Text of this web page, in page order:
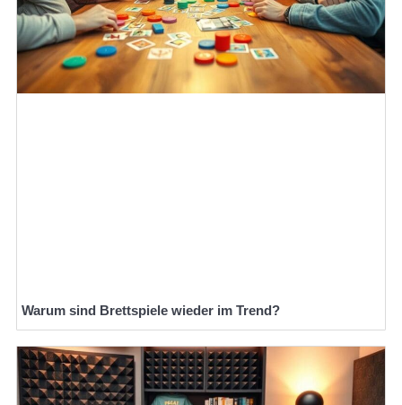
Warum sind Brettspiele wieder im Trend?